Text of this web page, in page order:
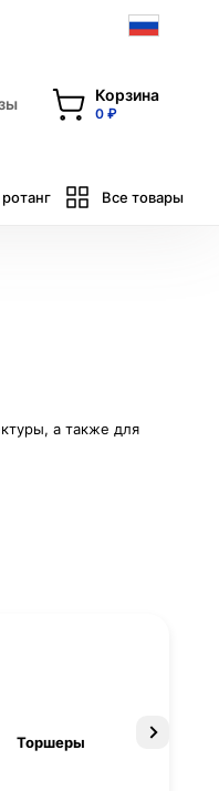
Корзина
0 ₽
Все товары
а также для
Торшеры